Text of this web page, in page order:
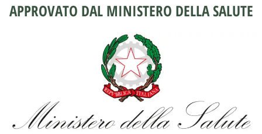
APPROVATO DAL MINISTERO DELLA SALUTE